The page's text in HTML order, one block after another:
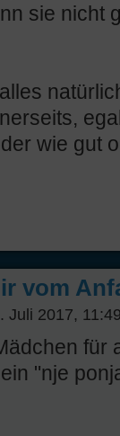
sie nicht
wie gut
vom
Juli 2017,
für
"nje